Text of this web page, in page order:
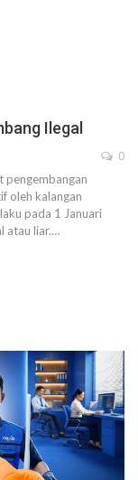
Ilegal
0
pengembangan
oleh kalangan
pada 1 Januari
atau liar.…